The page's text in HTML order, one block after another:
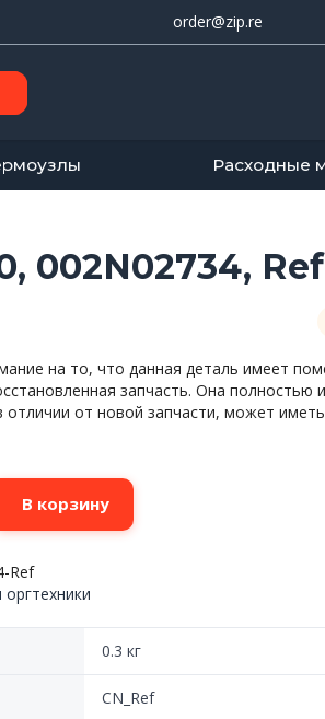
order@zip.re
Расходные
002N02734, Ref
на то, что данная деталь имеет
запчасть. Она полностью
от новой запчасти, может
В корзину
Ref
0.3 кг
CN_Ref